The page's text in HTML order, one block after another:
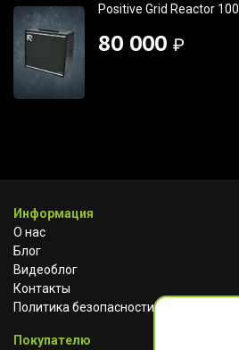
Positive Grid Reactor 100
80 000 ₽
Информация
О нас
Блог
Видеоблог
Контакты
Политика безопасности
Покупателю